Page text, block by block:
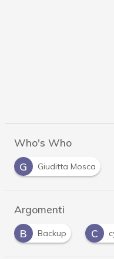
Who's Who
G
Giuditta Mosca
Argomenti
C
cyber spionaggio